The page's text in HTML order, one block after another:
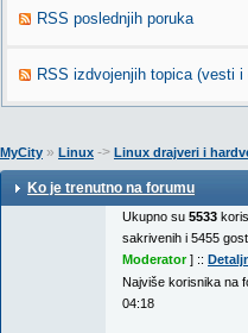
RSS poslednjih poruka
RSS izdvojenjih topica (vesti i
MyCity » Linux -> Linux drajveri i
Ko je trenutno na forumu
Ukupno su 5533
sakrivenih i 5455
Moderator] ::
Najviše korisnika na
04:18